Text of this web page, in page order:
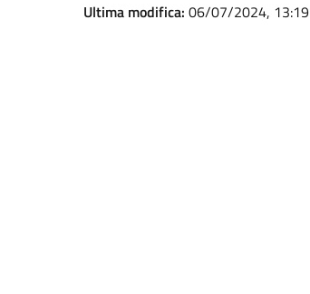
Ultima modifica: 06/07/2024, 13:19